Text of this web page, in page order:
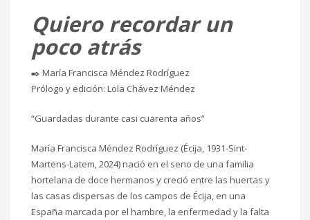
Quiero recordar un
poco atrás
✒️ María Francisca Méndez Rodríguez
Prólogo y edición: Lola Chávez Méndez
“Guardadas durante casi cuarenta años”
María Francisca Méndez Rodríguez (Écija, 1931-Sint-
Martens-Latem, 2024) nació en el seno de una familia
hortelana de doce hermanos y creció entre las huertas y
las casas dispersas de los campos de Écija, en una
España marcada por el hambre, la enfermedad y la falta